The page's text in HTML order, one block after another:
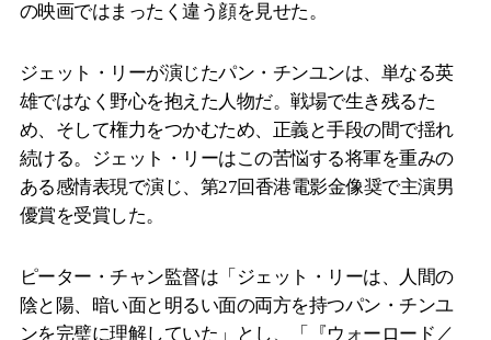
の映画ではまったく違う顔を見せた。
ジェット・リーが演じたパン・チンユンは、単なる英
雄ではなく野心を抱えた人物だ。戦場で生き残るた
め、そして権力をつかむため、正義と手段の間で揺れ
続ける。ジェット・リーはこの苦悩する将軍を重みの
ある感情表現で演じ、第27回香港電影金像奨で主演男
優賞を受賞した。
ピーター・チャン監督は「ジェット・リーは、人間の
陰と陽、暗い面と明るい面の両方を持つパン・チンユ
ンを完璧に理解していた」とし、「『ウォーロード／